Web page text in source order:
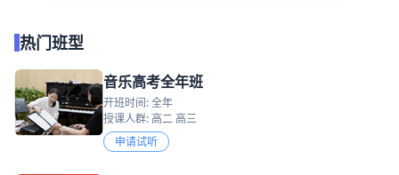
热门班型
音乐高考全年班
开班时间: 全年
授课人群: 高二 高三
申请试听